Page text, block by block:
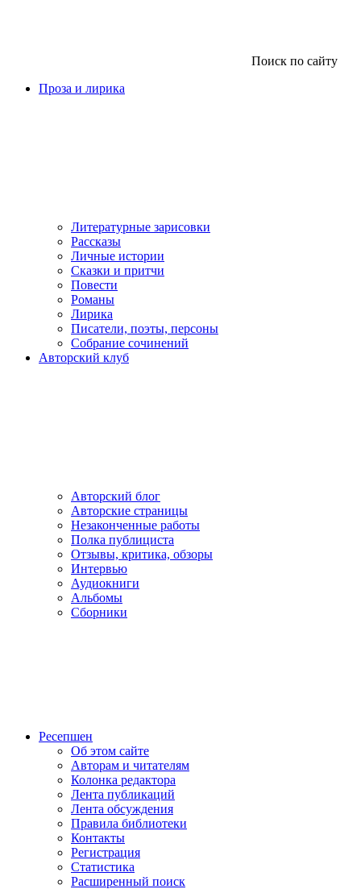
Поиск по сайту
Проза и лирика
Литературные зарисовки
Рассказы
Личные истории
Сказки и притчи
Повести
Романы
Лирика
Писатели, поэты, персоны
Собрание сочинений
Авторский клуб
Авторский блог
Авторские страницы
Незаконченные работы
Полка публициста
Отзывы, критика, обзоры
Интервью
Аудиокниги
Альбомы
Сборники
Ресепшен
Об этом сайте
Авторам и читателям
Колонка редактора
Лента публикаций
Лента обсуждения
Правила библиотеки
Контакты
Регистрация
Статистика
Расширенный поиск